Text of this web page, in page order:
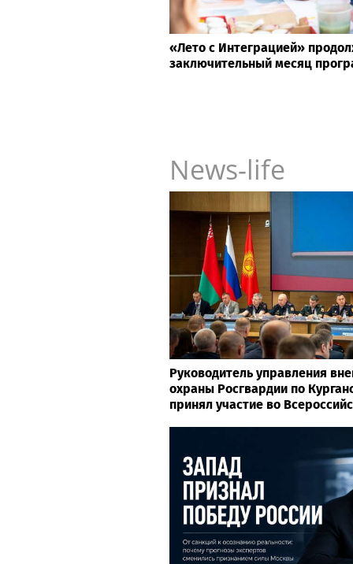
«Лето с Интеграцией»
заключительный месяц
News-life
Руководитель управления
охраны Росгвардии по
принял участие во